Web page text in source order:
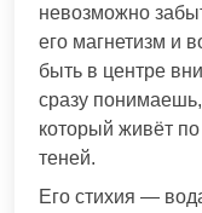
невозможно
его магнетизм и
быть в центре
сразу
который живёт
теней.
Его стихия —